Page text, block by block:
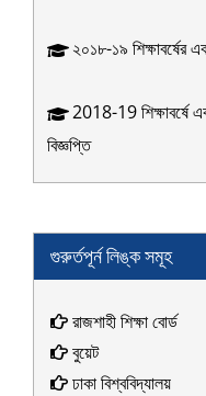
২০১৮-১৯ শিক্ষাবর্ষের
2018-19 শিক্ষাবর্ষে
বিজ্ঞপ্তি
বিশেষ দায়িত্ব অর্পন
গুরুর্তপূর্ন লিঙ্ক সমূহ
রাজশাহী শিক্ষা বোর্ড
বুয়েট
ঢাকা বিশ্ববিদ্যালয়